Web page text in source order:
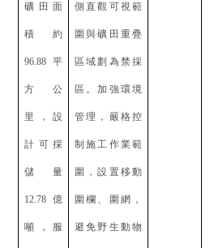
礦田面
積約
96.88平
方公
里，設
計可採
儲量
12.78億
噸，服
側直觀可視範
圍與礦田重疊
區域劃為禁採
區。加強環境
管理，嚴格控
制施工作業範
圍，設置移動
圍欄、圍網，
避免野生動物